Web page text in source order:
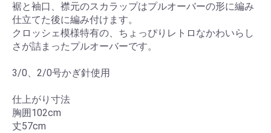
裾と袖口、襟元のスカラップはプルオーバーの形に編み
仕立てた後に編み付けます。
クロッシェ模様特有の、ちょっぴりレトロなかわいらし
さが詰まったプルオーバーです。
3/0、2/0号かぎ針使用
仕上がり寸法
胸囲102cm
丈57cm